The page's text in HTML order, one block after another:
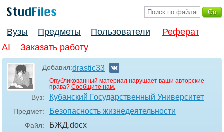
Вузы Предметы Пользователи
Реферат
AI
Заказать работу
Добавил:drastic33
Опубликованный материал нарушает ваши авторские
права? Сообщите нам.
Вуз: Кубанский Государственный Университет
Предмет: Безопасность жизнедеятельности
Файл: БЖД.docx